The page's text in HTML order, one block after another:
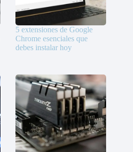
5 extensiones de Google
Chrome esenciales que
debes instalar hoy